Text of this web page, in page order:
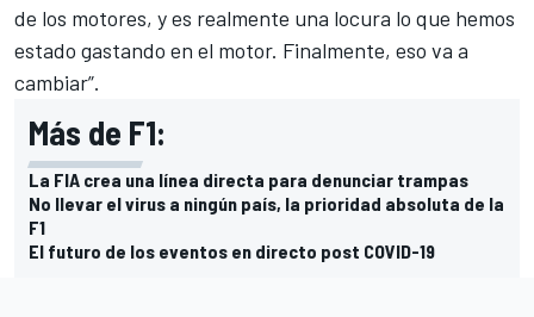
de los motores, y es realmente una locura lo que hemos
estado gastando en el motor. Finalmente, eso va a
cambiar”.
Más de F1:
La FIA crea una línea directa para denunciar trampas
No llevar el virus a ningún país, la prioridad absoluta de la
F1
El futuro de los eventos en directo post COVID-19